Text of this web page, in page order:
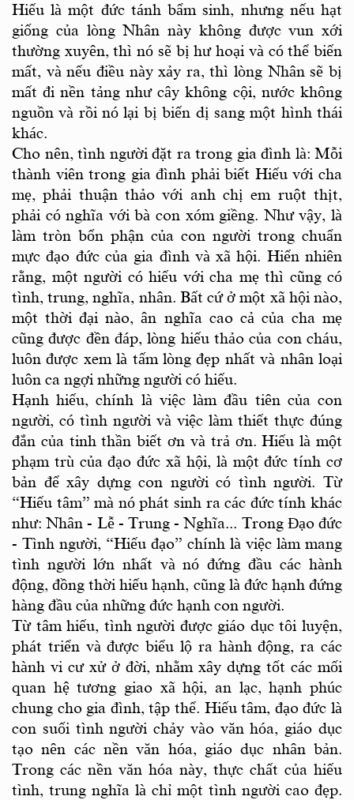
Hiếu là một đức tánh bẩm sinh, nhưng nếu hạt
giống của lòng Nhân này không được vun xới
thường xuyên, thì nó sẽ bị hư hoại và có thể biến
mất, và nếu điều này xảy ra, thì lòng Nhân sẽ bị
mất đi nền tảng như cây không cội, nước không
nguồn và rồi nó lại bị biến dị sang một hình thái
khác.
Cho nên, tình người đặt ra trong gia đình là: Mỗi
thành viên trong gia đình phải biết Hiếu với cha
mẹ, phải thuận thảo với anh chị em ruột thịt,
phải có nghĩa với bà con xóm giềng. Như vậy, là
làm tròn bổn phận của con người trong chuẩn
mực đạo đức của gia đình và xã hội. Hiển nhiên
rằng, một người có hiếu với cha mẹ thì cũng có
tình, trung, nghĩa, nhân. Bất cứ ở một xã hội nào,
một thời đại nào, ân nghĩa cao cả của cha mẹ
cũng được đền đáp, lòng hiếu thảo của con cháu,
luôn được xem là tấm lòng đẹp nhất và nhân loại
luôn ca ngợi những người có hiếu.
Hạnh hiếu, chính là việc làm đầu tiên của con
người, có tình người và việc làm thiết thực đúng
đắn của tinh thần biết ơn và trả ơn. Hiếu là một
phạm trù của đạo đức xã hội, là một đức tính cơ
bản để xây dựng con người có tình người. Từ
“Hiếu tâm” mà nó phát sinh ra các đức tính khác
như: Nhân - Lễ - Trung - Nghĩa... Trong Đạo đức
- Tình người, “Hiếu đạo” chính là việc làm mang
tình người lớn nhất và nó đứng đầu các hành
động, đồng thời hiếu hạnh, cũng là đức hạnh đứng
hàng đầu của những đức hạnh con người.
Từ tâm hiếu, tình người được giáo dục tôi luyện,
phát triển và được biểu lộ ra hành động, ra các
hành vi cư xử ở đời, nhằm xây dựng tốt các mối
quan hệ tương giao xã hội, an lạc, hạnh phúc
chung cho gia đình, tập thể. Hiếu tâm, đạo đức là
con suối tình người chảy vào văn hóa, giáo dục
tạo nên các nền văn hóa, giáo dục nhân bản.
Trong các nền văn hóa này, thực chất của hiếu
tình, trung nghĩa là chỉ một tình người cao đẹp.